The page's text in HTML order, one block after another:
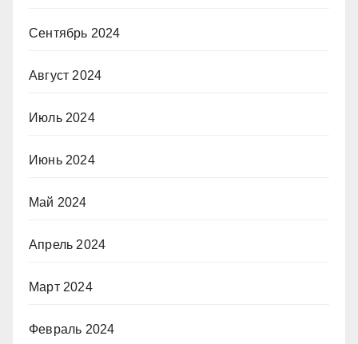
Сентябрь 2024
Август 2024
Июль 2024
Июнь 2024
Май 2024
Апрель 2024
Март 2024
Февраль 2024